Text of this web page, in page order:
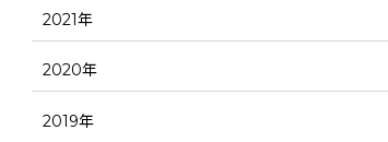
2021年
2020年
2019年